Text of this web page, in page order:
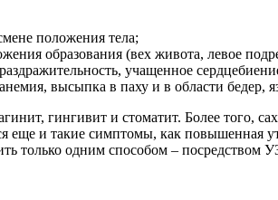
положения тела;
образования (вех живота, левое
учащенное
высыпка в паху и в области бедер,
гингивит и стоматит. Более того,
и такие симптомы, как повышенная
только одним способом – посредством